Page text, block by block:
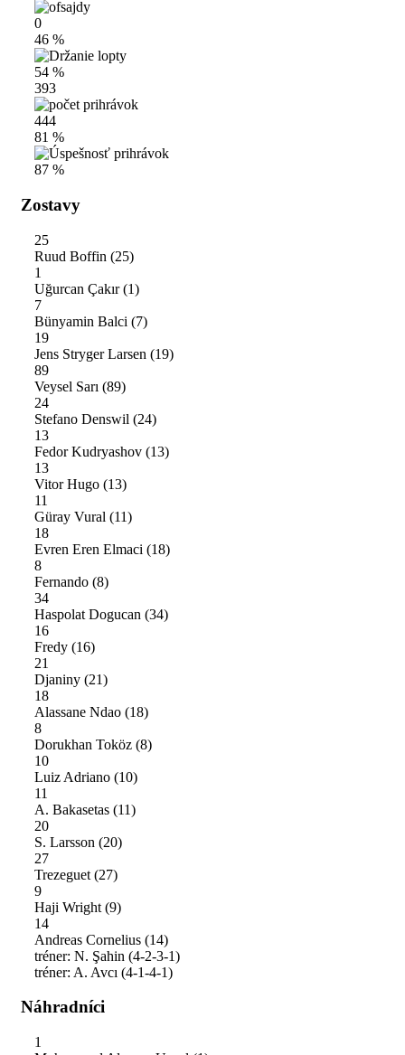
0
46 %
54 %
393
444
81 %
87 %
Zostavy
25
Ruud Boffin (25)
1
Uğurcan Çakır(1)
7
Bünyamin Balci (7)
19
Jens Stryger Larsen (19)
89
Veysel Sarı (89)
24
Stefano Denswil (24)
13
Fedor Kudryashov (13)
13
Vitor Hugo (13)
11
Güray Vural (11)
18
Evren Eren Elmaci (18)
8
Fernando (8)
34
Haspolat Dogucan (34)
16
Fredy (16)
21
Djaniny (21)
18
Alassane Ndao (18)
8
Dorukhan Toköz (8)
10
Luiz Adriano (10)
11
A. Bakasetas (11)
20
S. Larsson (20)
27
Trezeguet (27)
9
Haji Wright (9)
14
Andreas Cornelius (14)
tréner: N. Şahin (4-2-3-1)
tréner: A. Avcı (4-1-4-1)
Náhradníci
1